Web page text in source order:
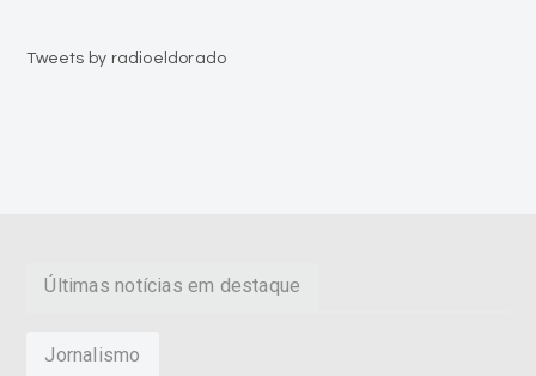
Tweets by radioeldorado
Últimas notícias em destaque
Jornalismo